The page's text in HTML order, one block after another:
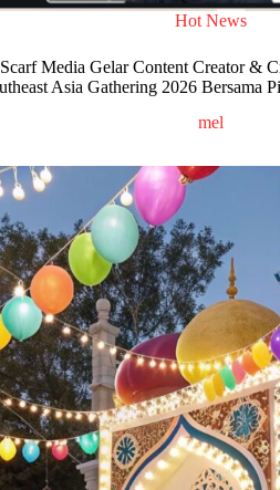
Hot News
Scarf Media Gelar Content Creator &
Asia Gathering 2026 Bersama
mel